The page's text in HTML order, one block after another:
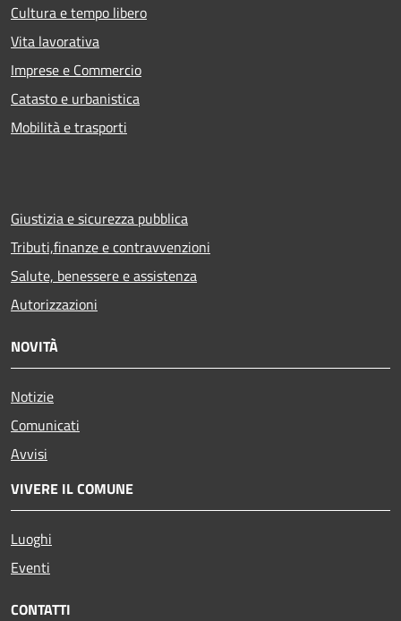
Cultura e tempo libero
Vita lavorativa
Imprese e Commercio
Catasto e urbanistica
Mobilità e trasporti
Giustizia e sicurezza pubblica
Tributi,finanze e contravvenzioni
Salute, benessere e assistenza
Autorizzazioni
NOVITÀ
Notizie
Comunicati
Avvisi
VIVERE IL COMUNE
Luoghi
Eventi
CONTATTI